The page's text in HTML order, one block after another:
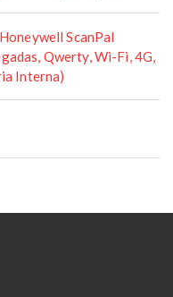
ScanPal
Qwerty, Wi-Fi, 4G,
Interna)